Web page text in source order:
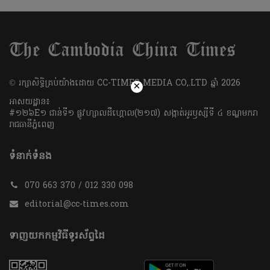
×
​© រក្សា​សិទ្ធិ​គ្រប់​យ៉ាង​ដោយ​ CC-TIMES MEDIA CO,.LTD ឆ្នាំ​ 2026
អាសយដ្ឋាន៖
#១២៦E១ ជាន់ទី១ ផ្លូវហ្សាលដឺហ្គោល(២១៧) សង្កាត់អូរឫស្សីទី ៤ ខណ្ឌមករា
រាជធានីភ្នំពេញ
ទំនាក់ទំនង
070 663 370 / 012 330 098
editorial@cc-times.com
ទាញយកកម្មវិធីទូរស័ព្ទដៃ